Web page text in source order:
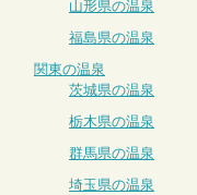
山形県の温泉
福島県の温泉
関東の温泉
茨城県の温泉
栃木県の温泉
群馬県の温泉
埼玉県の温泉